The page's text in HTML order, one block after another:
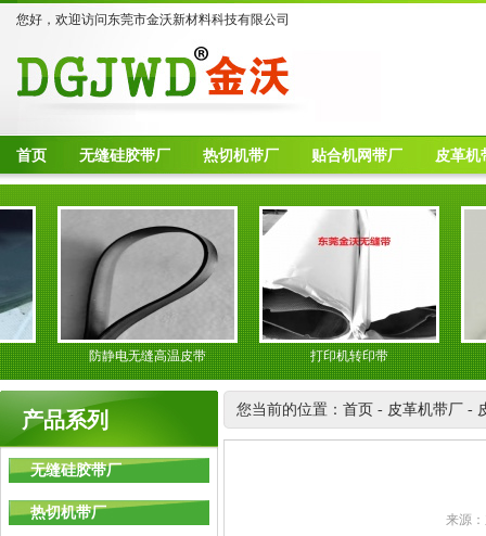
您好，欢迎访问东莞市金沃新材料科技有限公司
首页 无缝硅胶带厂 热切机带厂 贴合机网带厂 皮革机
防静电无缝高温皮带 打印机转印带 光
产品系列
无缝硅胶带厂
热切机带厂
您当前的位置： 首页 - 皮革机带厂 -
来源